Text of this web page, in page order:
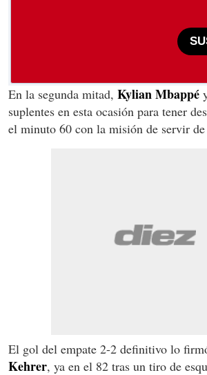
En la segunda mitad, Kylian Mbappé
suplentes en esta ocasión para tener
el minuto 60 con la misión de servir
El gol del empate 2-2 definitivo lo
Kehrer, ya en el 82 tras un tiro de